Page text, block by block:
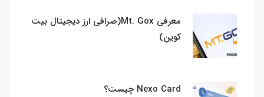
معرفی Mt. Gox(صرافی ارز دیجیتال بیت
کوین)
Nexo Card چیست؟